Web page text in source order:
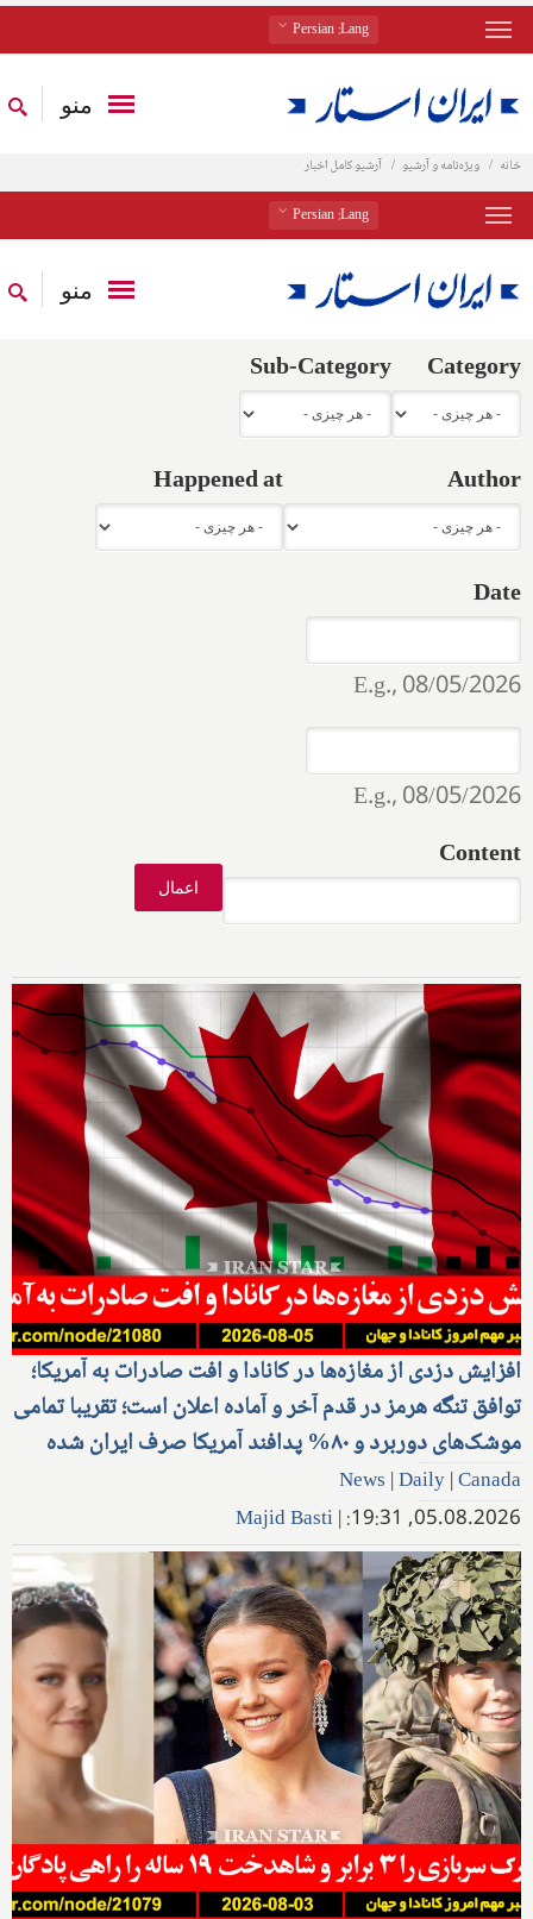
Lang
: Persian
منو
خانه ویژه‌نامه و آرشیو آرشیو کامل اخبار
Lang
: Persian
منو
Category
Sub-Category
Author
Happened at
Date
E.g., 08/05/2026
E.g., 08/05/2026
Content
افزایش دزدی از مغازه‌ها در کانادا و افت صادرات به آمریکا؛
توافق تنگه هرمز در قدم آخر و آماده اعلان است؛ تقریبا تمامی
موشک‌های دوربرد و ۸۰% پدافند آمریکا صرف ایران شده
News |Daily|Canada
05.08.2026, 19:31:
|
Majid Basti